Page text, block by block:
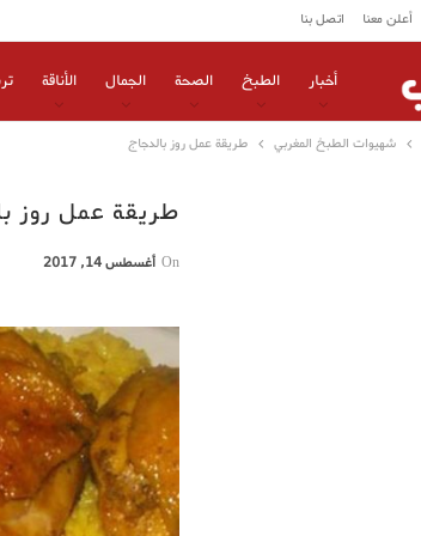
أعلن معنا اتصل بنا
أخبار الطبخ الصحة الجمال الأناقة
شهيوات الطبخ المغربي طريقة عمل روز بالدجاج
طريقة عمل روز
On أغسطس 14, 2017